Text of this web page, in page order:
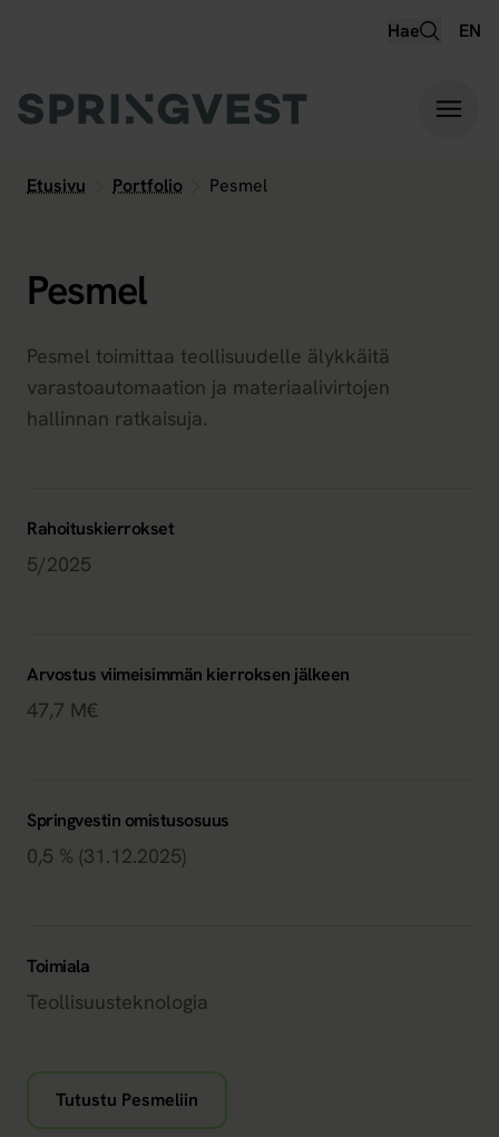
Hae EN
Etusivu Portfolio Pesmel
Pesmel
Pesmel toimittaa teollisuudelle älykkäitä
varastoautomaation ja materiaalivirtojen
hallinnan ratkaisuja.
Rahoituskierrokset
5/2025
Arvostus viimeisimmän kierroksen jälkeen
47,7 M€
Springvestin omistusosuus
0,5 % (31.12.2025)
Toimiala
Teollisuusteknologia
Tutustu Pesmeliin